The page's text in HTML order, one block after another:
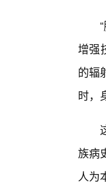
增强
的辐
时，
族病
人为